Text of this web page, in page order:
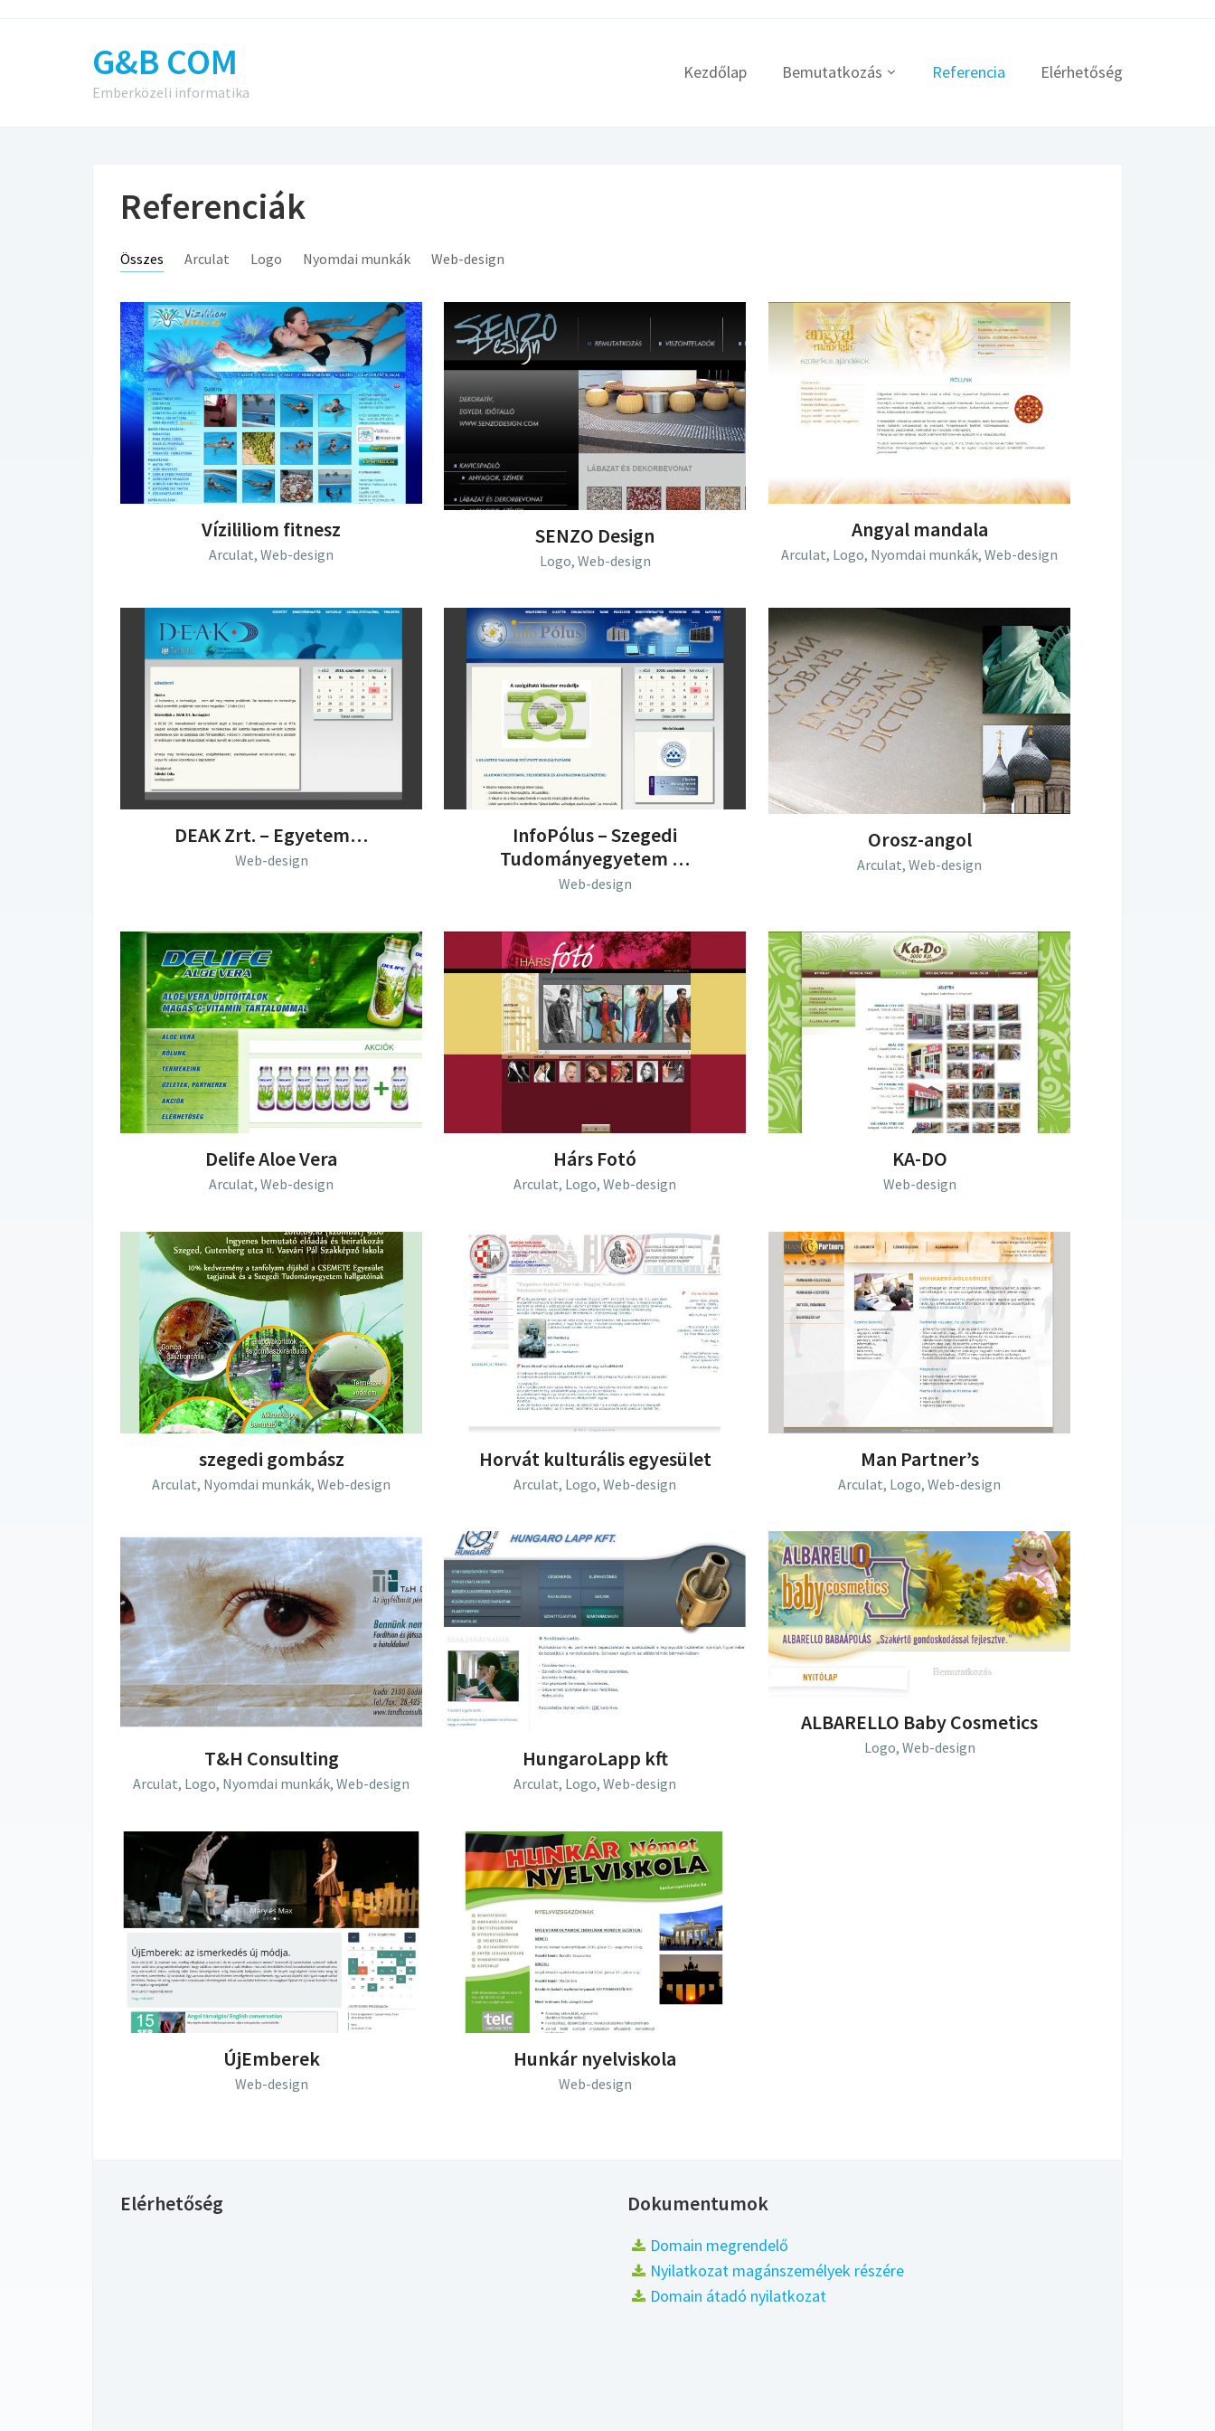
G&B COM
Emberközeli informatika
Kezdőlap Bemutatkozás Referencia Elérhetőség
Referenciák
Összes Arculat Logo Nyomdai munkák Web-design
Vízililiom fitnesz
Arculat,Web-design
SENZO Design
Logo, Web-design
Angyal mandala
Arculat, Logo, Nyomdai munkák,Web-design
DEAK Zrt. – Egyetem…
Web-design
InfoPólus – Szegedi
Tudományegyetem …
Web-design
Orosz-angol
Arculat,Web-design
Delife Aloe Vera
Arculat,Web-design
Hárs Fotó
Arculat, Logo,Web-design
KA-DO
Web-design
szegedi gombász
Arculat, Nyomdai munkák,Web-design
Horvát kulturális egyesület
Arculat, Logo,Web-design
Man Partner’s
Arculat, Logo,Web-design
T&H Consulting
Arculat, Logo, Nyomdai munkák,Web-design
HungaroLapp kft
Arculat, Logo,Web-design
ALBARELLO Baby Cosmetics
Logo, Web-design
ÚjEmberek
Web-design
Hunkár nyelviskola
Web-design
Elérhetőség Dokumentumok
Domain megrendelő
Nyilatkozat magánszemélyek részére
Domain átadó nyilatkozat